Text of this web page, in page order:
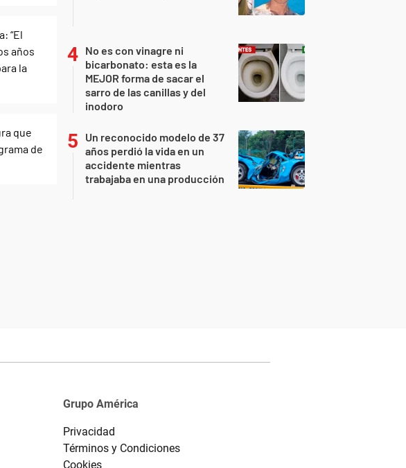
No es con vinagre ni
bicarbonato: esta es la
MEJOR forma de sacar el
sarro de las canillas y del
inodoro
Un reconocido modelo de 37
años perdió la vida en un
accidente mientras
trabajaba en una producción
Grupo América
Privacidad
Términos y Condiciones
Cookies